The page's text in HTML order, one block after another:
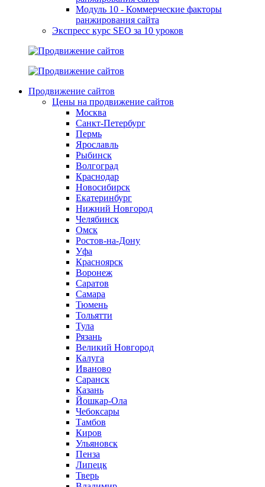
Модуль 10 - Коммерческие факторы
ранжирования сайта
Экспресс курс SEO за 10 уроков
Продвижение сайтов
Цены на продвижение сайтов
Москва
Санкт-Петербург
Пермь
Ярославль
Рыбинск
Волгоград
Краснодар
Новосибирск
Екатеринбург
Нижний Новгород
Челябинск
Омск
Ростов-на-Дону
Уфа
Красноярск
Воронеж
Саратов
Самара
Тюмень
Тольятти
Тула
Рязань
Великий Новгород
Калуга
Иваново
Саранск
Казань
Йошкар-Ола
Чебоксары
Тамбов
Киров
Ульяновск
Пенза
Липецк
Тверь